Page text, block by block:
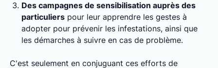
Des campagnes de sensibilisation auprès des
particuliers pour leur apprendre les gestes à
adopter pour prévenir les infestations, ainsi que
les démarches à suivre en cas de problème.
C'est seulement en conjuguant ces efforts de